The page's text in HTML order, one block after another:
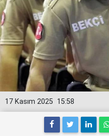
15:58
17 Kasım 2025